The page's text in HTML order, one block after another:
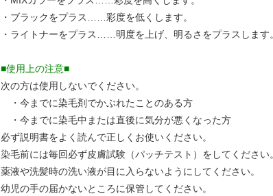
・ブラックをプラス……彩度を低くします。
・ライトナーをプラス……明度を上げ、明るさをプラスします。
■使用上の注意■
次の方は使用しないでください。
・今までに染毛剤でかぶれたことのある方
・今までに染毛中または直後に気分が悪くなった方
必ず説明書をよく読んで正しくお使いください。
染毛前には毎回必ず皮膚試験（パッチテスト）をしてください。
薬液や洗髪時の洗い液が目に入らないようにしてください。
幼児の手の届かないところに保管してください。